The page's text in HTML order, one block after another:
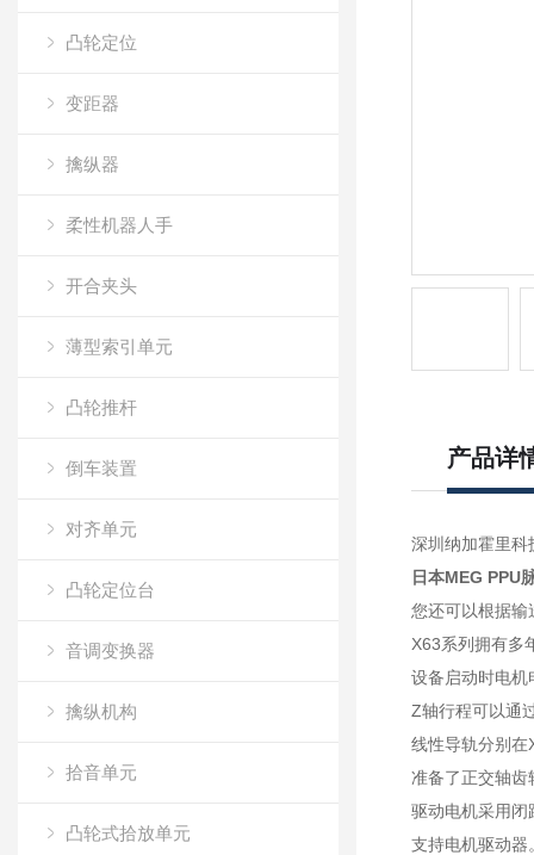
凸轮定位
变距器
擒纵器
柔性机器人手
开合夹头
薄型索引单元
凸轮推杆
倒车装置
对齐单元
凸轮定位台
音调变换器
擒纵机构
拾音单元
凸轮式拾放单元
产品详
深圳纳加霍里科
日本MEG PPU
您还可以根据输
X63系列拥有多
设备启动时电机
Z轴行程可以通
线性导轨分别在
准备了正交轴齿
驱动电机采用闭
支持电机驱动器